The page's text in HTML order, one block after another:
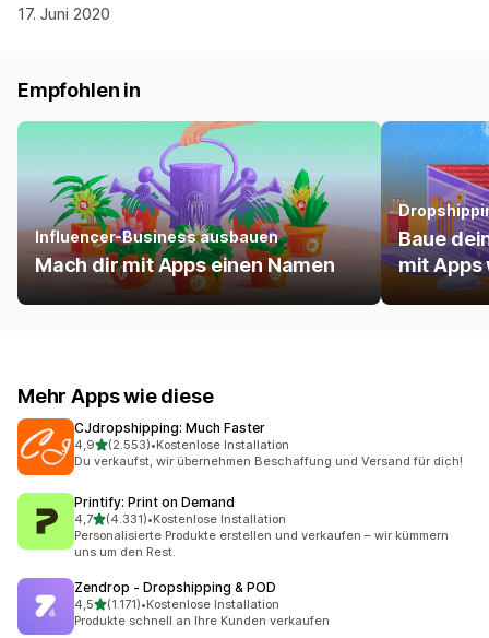
17. Juni 2020
Empfohlen in
Influencer-Business ausbauen
Mach dir mit Apps einen Namen
Baue
mit Apps
Mehr Apps wie diese
CJdropshipping: Much Faster
4,9von 5 Sternen
(2.553)
2553 Rezensionen insgesamt
•Kostenlose Installation
Du verkaufst, wir übernehmen Beschaffung und Versand für dich!
Printify: Print on Demand
4,7von 5 Sternen
(4.331)
4331 Rezensionen insgesamt
•Kostenlose Installation
Personalisierte Produkte erstellen und verkaufen – wir kümmern
uns um den Rest.
Zendrop ‑ Dropshipping & POD
4,5von 5 Sternen
(1.171)
1171 Rezensionen insgesamt
•Kostenlose Installation
Produkte schnell an Ihre Kunden verkaufen